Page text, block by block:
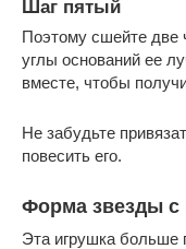
Шаг пятый
Поэтому сшейте две
углы оснований ее
вместе, чтобы
Не забудьте
повесить его.
Форма звезды с
Эта игрушка больше